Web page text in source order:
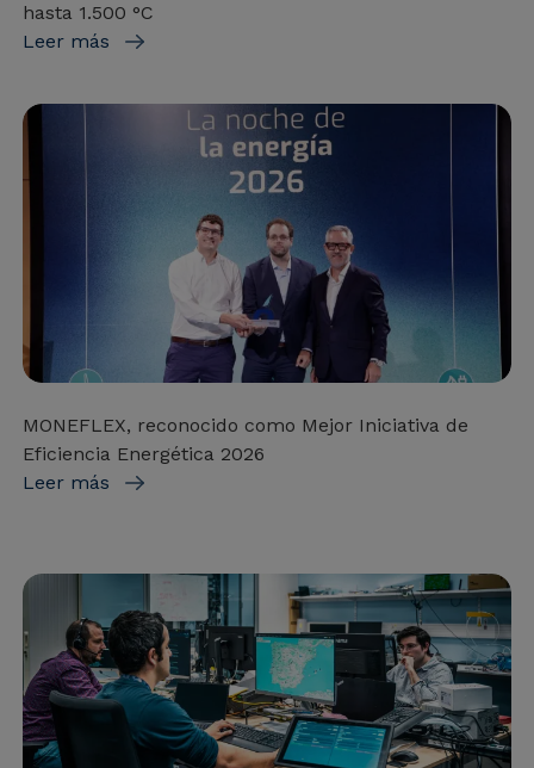
hasta 1.500 °C
Leer más
MONEFLEX, reconocido como Mejor Iniciativa de
Eficiencia Energética 2026
Leer más